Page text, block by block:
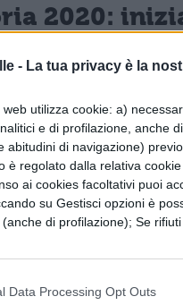
- La tua privacy è la
utilizza cookie: a)
e di profilazione, anche
abitudini di navigazione)
è regolato dalla relativa cookie
ai cookies facoltativi puoi
su Gestisci opzioni è
di profilazione); Se
Data Processing Opt Outs
2020:
ogni anno,
per l’Europa.
era più semplice
scuola, come ad
a Milano, il 20
Liliana Segre
, la
a questa parte
si percorrono